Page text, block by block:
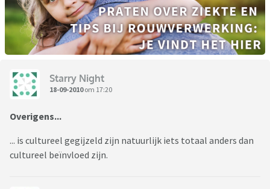
Starry Night
18-09-2010om 17:20
Overigens...
... is cultureel gegijzeld zijn natuurlijk iets totaal anders dan
cultureel beïnvloed zijn.